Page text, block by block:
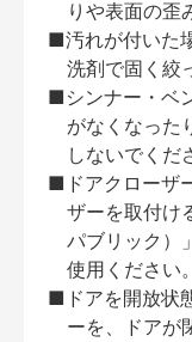
りや表面の歪
■汚れが付いた
洗剤で固く絞
■シンナー・ベ
がなくなった
しないでくだ
■ドアクローザ
ザーを取付け
パブリック）
使用ください。
■ドアを開放状
ーを、ドアが